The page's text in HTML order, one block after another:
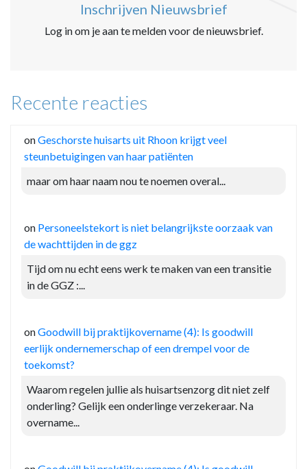
Inschrijven Nieuwsbrief
Log in om je aan te melden voor de nieuwsbrief.
Recente reacties
onGeschorste huisarts uit Rhoon krijgt veel
steunbetuigingen van haar patiënten
maar om haar naam nou te noemen overal...
on Personeelstekort is niet belangrijkste oorzaak van
de wachttijden in de ggz
Tijd om nu echt eens werk te maken van een transitie
in de GGZ :...
onGoodwill bij praktijkovername (4): Is goodwill
eerlijk ondernemerschap of een drempel voor de
toekomst?
Waarom regelen jullie als huisartsenzorg dit niet zelf
onderling? Gelijk een onderlinge verzekeraar. Na
overname...